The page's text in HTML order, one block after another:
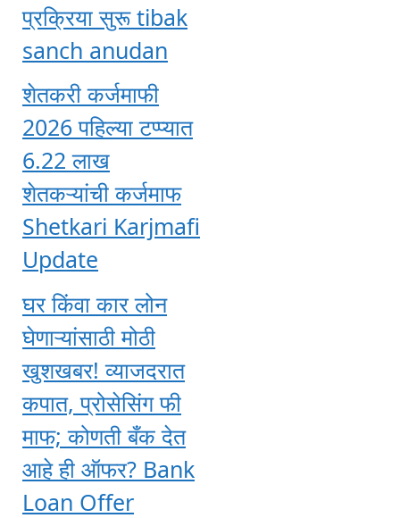
प्रक्रिया सुरू tibak
sanch anudan
शेतकरी कर्जमाफी
2026 पहिल्या टप्प्यात
6.22 लाख
शेतकऱ्यांची कर्जमाफ
Shetkari Karjmafi
Update
घर किंवा कार लोन
घेणाऱ्यांसाठी मोठी
खुशखबर! व्याजदरात
कपात, प्रोसेसिंग फी
माफ; कोणती बँक देत
आहे ही ऑफर? Bank
Loan Offer